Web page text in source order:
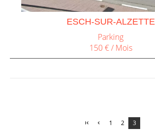
ESCH-SUR-ALZETTE
Parking
150 € / Mois
1 2 3